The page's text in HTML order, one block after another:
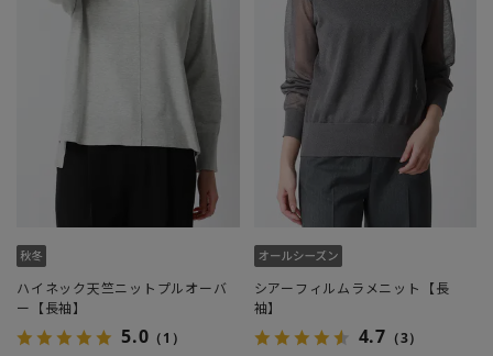
ハイネック天竺ニットプルオーバ
ー【長袖】
5.0 （1）
シアーフィルムラメニット【長
袖】
4.7 （3）